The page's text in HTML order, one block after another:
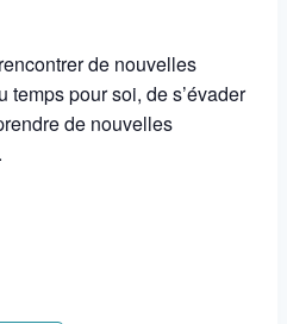
de nouvelles
temps pour soi, de s’évader
de nouvelles